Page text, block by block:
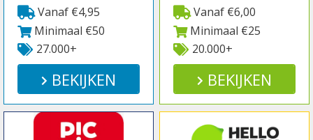
Vanaf €4,95
Minimaal €50
27.000+
BEKIJKEN
Vanaf €6,00
Minimaal €25
20.000+
BEKIJKEN